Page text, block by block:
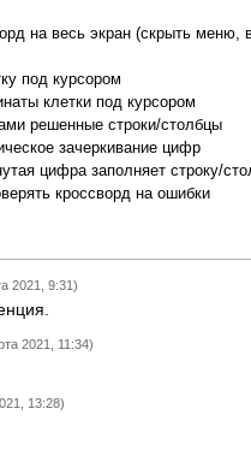
на весь экран (скрыть меню,
под курсором
клетки под курсором
решенные строки/столбцы
зачеркивание цифр
цифра заполняет строку/
кроссворд на ошибки
2021, 9:31)
2021, 11:34)
13:28)